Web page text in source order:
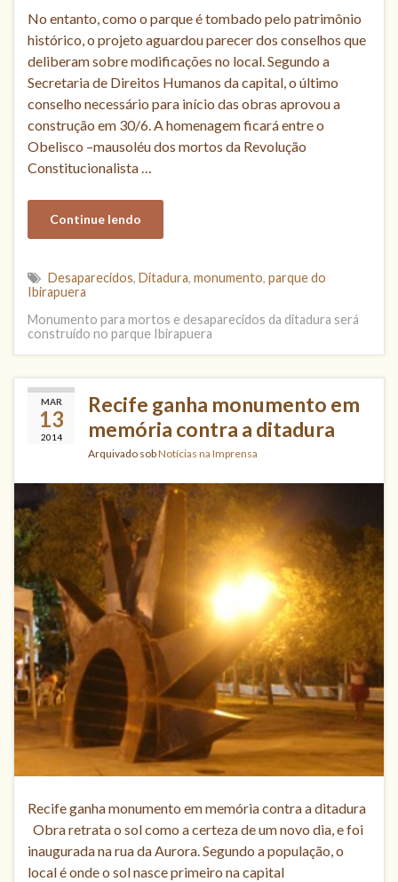
No entanto, como o parque é tombado pelo patrimônio
histórico, o projeto aguardou parecer dos conselhos que
deliberam sobre modificações no local. Segundo a
Secretaria de Direitos Humanos da capital, o último
conselho necessário para início das obras aprovou a
construção em 30/6. A homenagem ficará entre o
Obelisco –mausoléu dos mortos da Revolução
Constitucionalista …
Continue lendo
Desaparecidos, Ditadura, monumento, parque do
Ibirapuera
Monumento para mortos e desaparecidos da ditadura será
construído no parque Ibirapuera
MAR
13
2014
Recife ganha monumento em
memória contra a ditadura
Arquivado sobNotícias na Imprensa
Recife ganha monumento em memória contra a ditadura
Obra retrata o sol como a certeza de um novo dia, e foi
inaugurada na rua da Aurora. Segundo a população, o
local é onde o sol nasce primeiro na capital